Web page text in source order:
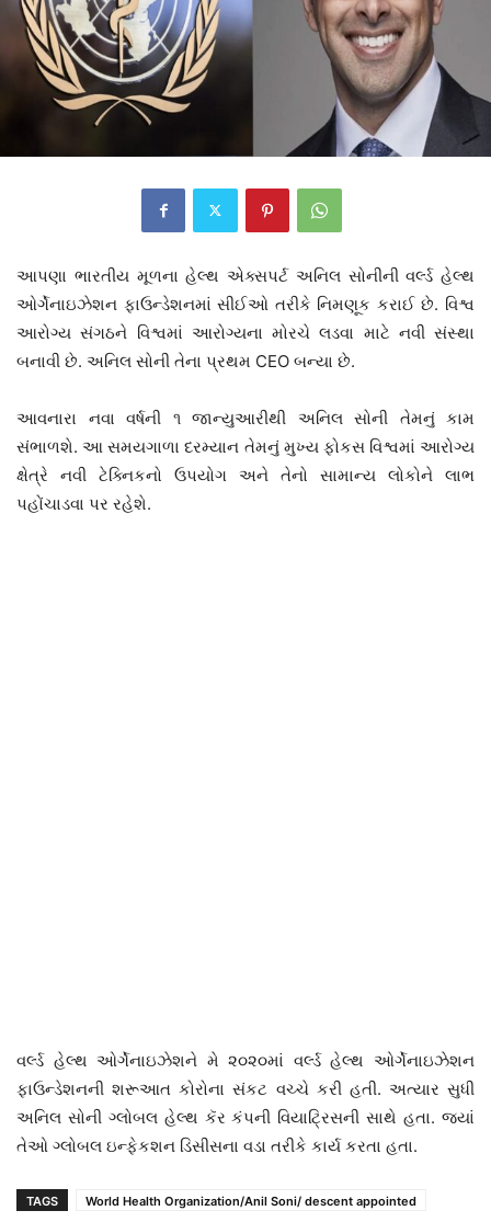
આપણા ભારતીય મૂળના હેલ્થ એક્સપર્ટ અનિલ સોનીની વર્લ્ડ હેલ્થ
ઓર્ગેનાઇઝેશન ફાઉન્ડેશનમાં સીઈઓ તરીકે નિમણૂક કરાઈ છે. વિશ્વ
આરોગ્ય સંગઠને વિશ્વમાં આરોગ્યના મોરચે લડવા માટે નવી સંસ્થા
બનાવી છે. અનિલ સોની તેના પ્રથમ CEO બન્યા છે.
આવનારા નવા વર્ષની ૧ જાન્યુઆરીથી અનિલ સોની તેમનું કામ
સંભાળશે. આ સમયગાળા દરમ્યાન તેમનું મુખ્ય ફોકસ વિશ્વમાં આરોગ્ય
ક્ષેત્રે નવી ટેક્નિકનો ઉપયોગ અને તેનો સામાન્ય લોકોને લાભ
પહોંચાડવા પર રહેશે.
વર્લ્ડ હેલ્થ ઓર્ગેનાઇઝેશને મે ૨૦૨૦માં વર્લ્ડ હેલ્થ ઓર્ગેનાઇઝેશન
ફાઉન્ડેશનની શરૂઆત કોરોના સંકટ વચ્ચે કરી હતી. અત્યાર સુધી
અનિલ સોની ગ્લોબલ હેલ્થ કૅર કંપની વિયાટ્રિસની સાથે હતા. જ્યાં
તેઓ ગ્લોબલ ઇન્ફેકશન ડિસીસના વડા તરીકે કાર્ય કરતા હતા.
TAGS World Health Organization/Anil Soni/ descent appointed